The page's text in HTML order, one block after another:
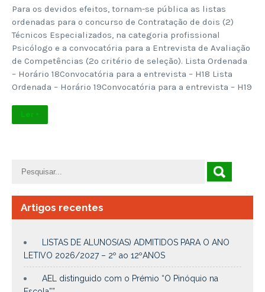
Para os devidos efeitos, tornam-se pública as listas
ordenadas para o concurso de Contratação de dois (2)
Técnicos Especializados, na categoria profissional
Psicólogo e a convocatória para a Entrevista de Avaliação
de Competências (2º critério de seleção). Lista Ordenada
– Horário 18Convocatória para a entrevista – H18 Lista
Ordenada – Horário 19Convocatória para a entrevista – H19
Ler +
Artigos recentes
LISTAS DE ALUNOS(AS) ADMITIDOS PARA O ANO
LETIVO 2026/2027 – 2º ao 12ºANOS
AEL distinguido com o Prémio “O Pinóquio na